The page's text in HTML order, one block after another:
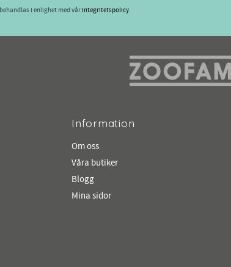
i enlighet med vårintegritetspolicy.
Information
Om oss
Våra butiker
Blogg
Mina sidor